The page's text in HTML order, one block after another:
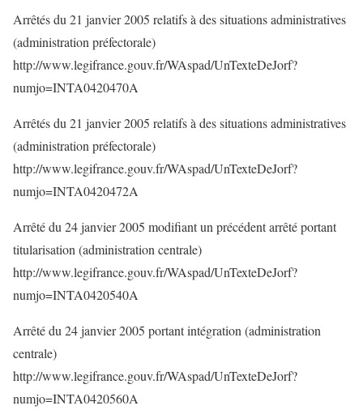
Arrêtés du 21 janvier 2005 relatifs à des situations administratives
(administration préfectorale)
http://www.legifrance.gouv.fr/WAspad/UnTexteDeJorf?
numjo=INTA0420470A
Arrêtés du 21 janvier 2005 relatifs à des situations administratives
(administration préfectorale)
http://www.legifrance.gouv.fr/WAspad/UnTexteDeJorf?
numjo=INTA0420472A
Arrêté du 24 janvier 2005 modifiant un précédent arrêté portant
titularisation (administration centrale)
http://www.legifrance.gouv.fr/WAspad/UnTexteDeJorf?
numjo=INTA0420540A
Arrêté du 24 janvier 2005 portant intégration (administration
centrale)
http://www.legifrance.gouv.fr/WAspad/UnTexteDeJorf?
numjo=INTA0420560A